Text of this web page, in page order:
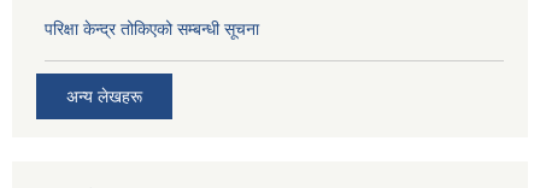
परिक्षा केन्द्र तोकिएको सम्बन्धी सूचना
अन्य लेखहरू